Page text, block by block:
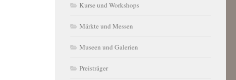
Kurse und Workshops
Märkte und Messen
Museen und Galerien
Preisträger